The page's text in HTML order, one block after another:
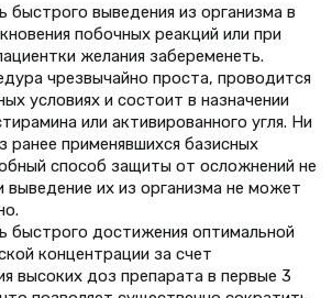
быстрого выведения из организма в
побочных реакций или при
желания забеременеть.
чрезвычайно проста, проводится
условиях и состоит в назначении
или активированного угля. Ни
ранее применявшихся базисных
способ защиты от осложнений не
выведение их из организма не может
быстрого достижения оптимальной
концентрации за счет
высоких доз препарата в первые 3